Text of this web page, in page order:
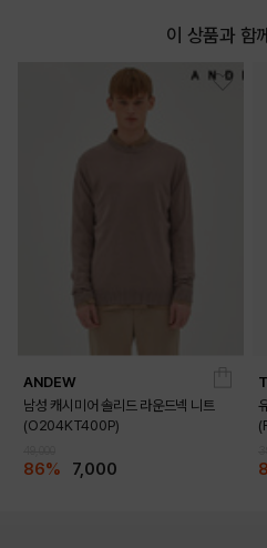
이 상품과 함
ANDEW
남성 캐시미어 솔리드 라운드넥 니트
(O204KT400P)
86% 7,000